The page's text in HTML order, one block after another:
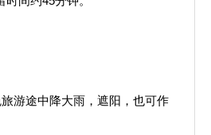
游途中降大雨，遮阳，也可作